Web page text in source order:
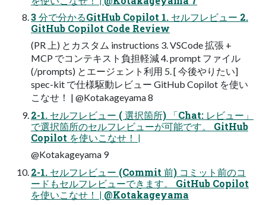
3 分で分かるGitHub Copilot 1. セルフレビュー 2.
GitHub Copilot Code Review
(PR 上) とカスタム instructions 3. VSCode 拡張 +
MCP でコンテキスト負担軽減 4. prompt ファイル
(/prompts) とエージェント利用 5. [ 今後やりたい]
spec-kit で仕様駆動レビュー GitHub Copilot を使い
こなせ！ | @Kotakageyama 8
2-1. セルフレビュー ( 選択箇所) 「Chat: レビュー」
で選択箇所のセルフレビューが可能です。 GitHub
Copilot を使いこなせ！ |
@Kotakageyama 9
2-1. セルフレビュー (Commit 前) コミット前のコ
ードもセルフレビューできます。 GitHub Copilot
を使いこなせ！ | @Kotakageyama